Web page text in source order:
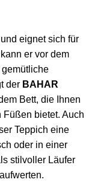
eignet sich für
er vor dem
der BAHAR
Bett, die Ihnen
Füßen bietet. Auch
Teppich eine
oder in einer
stilvoller Läufer